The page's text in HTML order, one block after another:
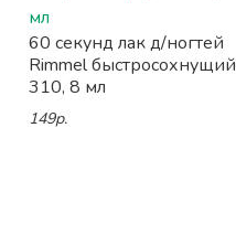
60 секунд лак д/ногтей
Rimmel быстросохнущий
310, 8 мл
149р.